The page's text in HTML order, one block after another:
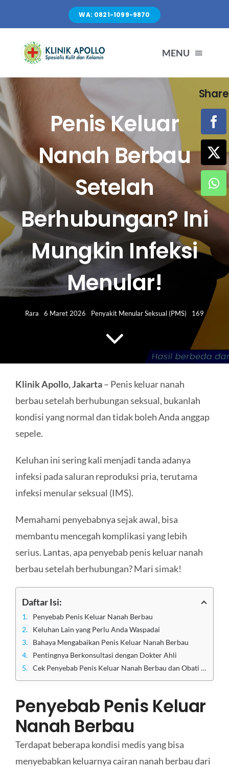
content
WA: 0821-1099-9870
MENU
TENTANG KAMI
LAYANAN
FASILITAS
ARTIKEL
HUBUNGI KAMI
Search
for:
Penis Keluar
Nanah Berbau
Setelah
Berhubungan? Ini
Mungkin Infeksi
Menular!
Rara 6 Maret 2026 Penyakit Menular Seksual (PMS) 169
Klinik Apollo, Jakarta– Penis keluar nanah
berbau setelah berhubungan seksual, bukanlah
kondisi yang normal dan tidak boleh Anda anggap
sepele.
Keluhan ini sering kali menjadi tanda adanya
infeksi pada saluran reproduksi pria, terutama
infeksi menular seksual (IMS).
Memahami penyebabnya sejak awal, bisa
membantu mencegah komplikasi yang lebih
serius. Lantas, apa penyebab penis keluar nanah
berbau setelah berhubungan? Mari simak!
Daftar Isi:
Penyebab Penis Keluar Nanah Berbau
Keluhan Lain yang Perlu Anda Waspadai
Bahaya Mengabaikan Penis Keluar Nanah Berbau
Pentingnya Berkonsultasi dengan Dokter Ahli
Cek Penyebab Penis Keluar Nanah Berbau dan Obati Segera di Klinik Apollo Jakarta
Penyebab Penis Keluar
Nanah Berbau
Terdapat beberapa kondisi medis yang bisa
menyebabkan keluarnya cairan nanah berbau dari
Share